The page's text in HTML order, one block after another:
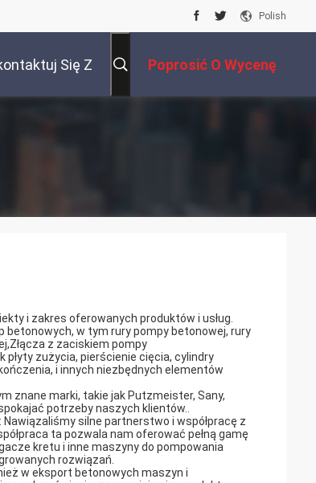
Polish
Się Z Poprosić O Wycenę
i zakres oferowanych produktów i usług.
betonowych, w tym rury pompy betonowej, rury
z zaciskiem pompy
zużycia, pierścienie cięcia, cylindry
i innych niezbędnych elementów
znane marki, takie jak Putzmeister, Sany,
potrzeby naszych klientów..
silne partnerstwo i współpracę z
ta pozwala nam oferować pełną gamę
kretu i inne maszyny do pompowania
rozwiązań.
w eksport betonowych maszyn i